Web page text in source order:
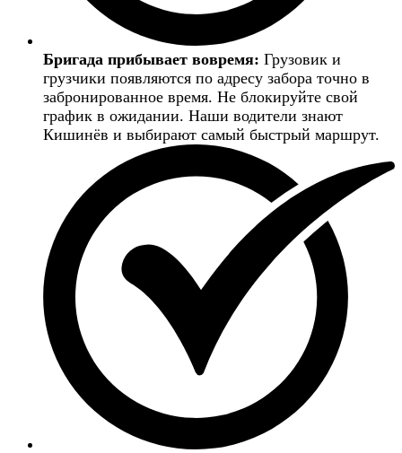
Бригада прибывает вовремя: Грузовик и
грузчики появляются по адресу забора точно в
забронированное время. Не блокируйте свой
график в ожидании. Наши водители знают
Кишинёв и выбирают самый быстрый маршрут.